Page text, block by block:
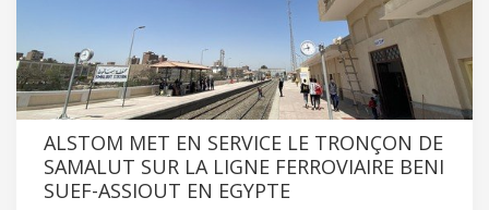
ALSTOM MET EN SERVICE LE TRONÇON DE
SAMALUT SUR LA LIGNE FERROVIAIRE BENI
SUEF-ASSIOUT EN EGYPTE